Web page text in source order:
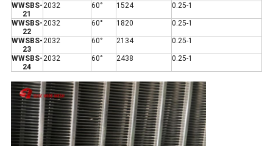
WWSBS-
21
2032 60° 1524 0.25-1
WWSBS-
22
2032 60° 1820 0.25-1
WWSBS-
23
2032 60° 2134 0.25-1
WWSBS-
24
2032 60° 2438 0.25-1